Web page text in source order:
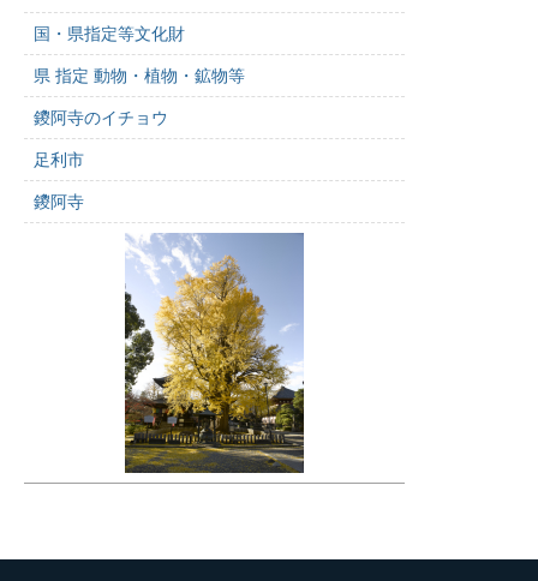
国・県指定等文化財
県 指定 動物・植物・鉱物等
鑁阿寺のイチョウ
足利市
鑁阿寺